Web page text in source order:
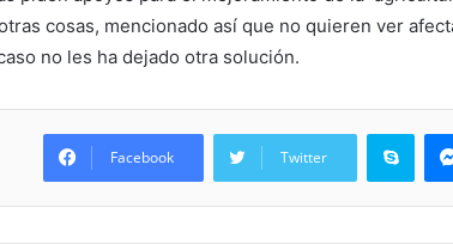
cosas, mencionado así que no quieren ver
no les ha dejado otra solución.
Facebook Twitter